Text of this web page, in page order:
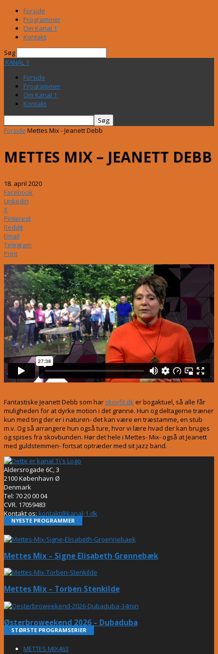
Forside
Programmer
Om Kanal 1
Kontakt
Søg
KANAL 1
Forside
Programmer
Om Kanal 1
Kontakt
Forside Mettes Mix - Jeanett Debb
METTES MIX – JEANETT DEBB
18. april 2020
Facebook
Linkedin
X
Pinterest
ReddIt
Email
Telegram
Print
Fantastiske Jeanett Debb som har skovfit.dker bogaktuel, så alle får
muligheden for at dyrke motion i det grønne. Hun og deltagerne træner
kun med ting der er i naturen- det kan være en træstamme, en stub
m.v. Og så arrangere hun også ture, hvor vi lære hvad der kan bruges
og spises fra skovbunden. Hør det hele i Mettes- Mix- også at Jeanett
med guldstemmen- fortsat optræder med sit jazz band.
Aldersrogade 6C, 3
2100 København Ø
Denmark
Tel: 70 20 00 04
CVR. 17059483
Kontakt os: kontakt@kanal-1.dk
NYESTE PROGRAMMER
Mettes Mix – Signe Elisabeth Grønnebæk
Mettes Mix – Torben Stenkilde
Østerbroweekend 2026 – Dubaduba
STØRSTE PROGRAMSERIER
METTES MIX463